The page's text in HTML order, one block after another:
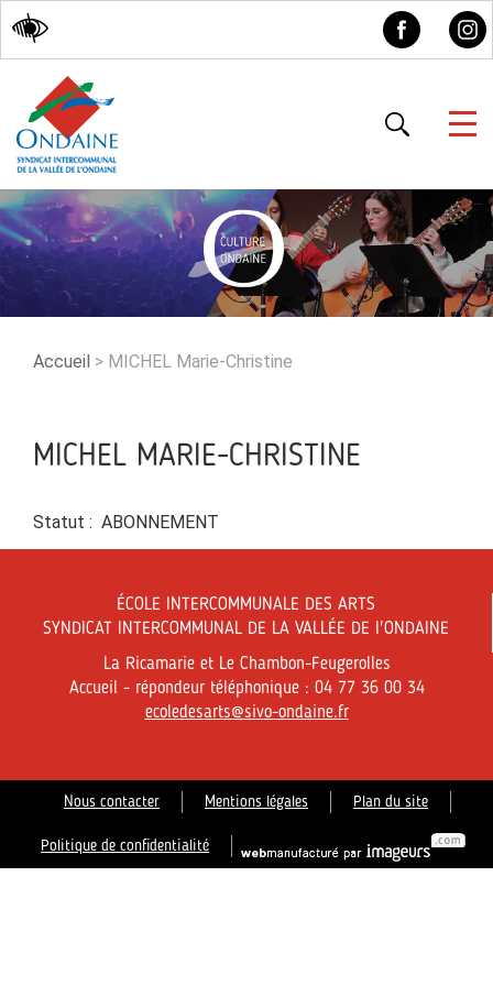
Accessibilité
Accueil > MICHEL Marie-Christine
MICHEL MARIE-CHRISTINE
Statut : ABONNEMENT
ÉCOLE INTERCOMMUNALE DES ARTS
SYNDICAT INTERCOMMUNAL DE LA VALLÉE DE l'ONDAINE
La Ricamarie et Le Chambon-Feugerolles
Accueil - répondeur téléphonique : 04 77 36 00 34
ecoledesarts@sivo-ondaine.fr
Nous contacter Mentions légales Plan du site
Politique de confidentialité